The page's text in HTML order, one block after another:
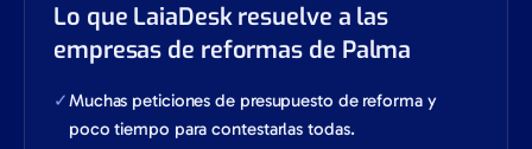
Lo que LaiaDesk resuelve a las
empresas de reformas de Palma
✓Muchas peticiones de presupuesto de reforma y
poco tiempo para contestarlas todas.